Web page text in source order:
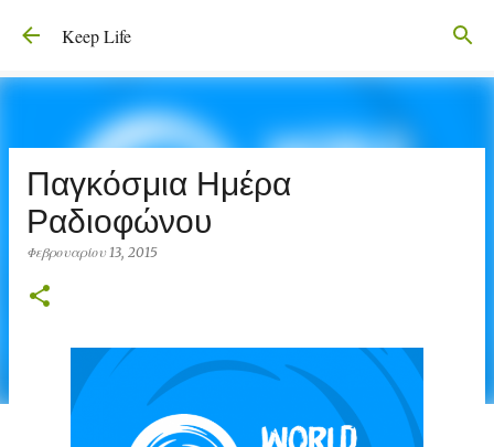
Μετάβαση στο κύριο περιεχόμενο
Keep Life
Παγκόσμια Ημέρα
Ραδιοφώνου
Φεβρουαρίου 13, 2015